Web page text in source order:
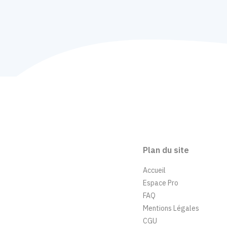
Plan du site
Accueil
Espace Pro
FAQ
Mentions Légales
CGU